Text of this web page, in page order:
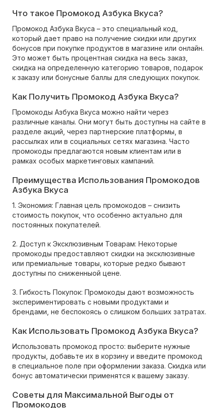
Что такое Промокод Азбука Вкуса?
Промокод Азбука Вкуса – это специальный код,
который дает право на получение скидки или других
бонусов при покупке продуктов в магазине или онлайн.
Это может быть процентная скидка на весь заказ,
скидка на определенную категорию товаров, подарок
к заказу или бонусные баллы для следующих покупок.
Как Получить Промокод Азбука Вкуса?
Промокоды Азбука Вкуса можно найти через
различные каналы. Они могут быть доступны на сайте в
разделе акций, через партнерские платформы, в
рассылках или в социальных сетях магазина. Часто
промокоды предлагаются новым клиентам или в
рамках особых маркетинговых кампаний.
Преимущества Использования Промокодов
Азбука Вкуса
1. Экономия: Главная цель промокодов – снизить
стоимость покупок, что особенно актуально для
постоянных покупателей.
2. Доступ к Эксклюзивным Товарам: Некоторые
промокоды предоставляют скидки на эксклюзивные
или премиальные товары, которые редко бывают
доступны по сниженныой цене.
3. Гибкость Покупок: Промокоды дают возможность
экспериментировать с новыми продуктами и
брендами, не беспокоясь о слишком больших затратах.
Как Использовать Промокод Азбука Вкуса?
Использовать промокод просто: выберите нужные
продукты, добавьте их в корзину и введите промокод
в специальное поле при оформлении заказа. Скидка или
бонус автоматически применятся к вашему заказу.
Советы для Максимальной Выгоды от
Промокодов